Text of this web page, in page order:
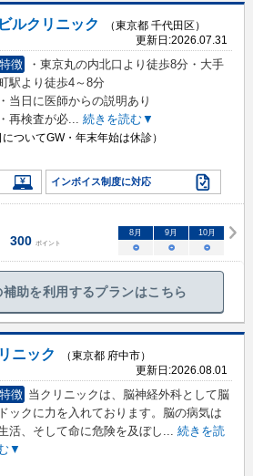
ルクリニック
（東京都 千代田区）
更新日:2026.07.31
特徴
・東京丸の内北口より徒歩8分・大手
駅より徒歩4～8分
・当日に医師からの説明あり
・再検査が必... 続きを読む▼
ついてGW・年末年始は休診）
インボイス制度に対応
300 ポイント
8月 9月 10月
○ ○ ○
助を利用するプランはこちら
ニック
（東京都 府中市）
更新日:2026.08.01
特徴 当クリニックは、脳神経外科として脳
ドックに力を入れております。脳の病気は
活、そして命に危険を及ぼし
続きを読
▼